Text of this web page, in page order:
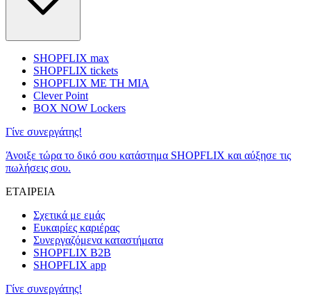
SHOPFLIX max
SHOPFLIX tickets
SHOPFLIX ΜΕ ΤΗ ΜΙΑ
Clever Point
BOX NOW Lockers
Γίνε συνεργάτης!
Άνοιξε τώρα το δικό σου κατάστημα SHOPFLIX και αύξησε τις
πωλήσεις σου.
ΕΤΑΙΡΕΙΑ
Σχετικά με εμάς
Ευκαιρίες καριέρας
Συνεργαζόμενα καταστήματα
SHOPFLIX B2B
SHOPFLIX app
Γίνε συνεργάτης!